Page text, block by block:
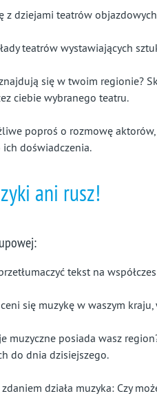
z dziejami teatrów
teatrów wystawiających
się w twoim regionie?
ciebie wybranego teatru.
poproś o rozmowę
doświadczenia.
ani rusz!
tekst na
się muzykę w waszym
muzyczne posiada wasz
do dnia dzisiejszego.
działa muzyka: Czy